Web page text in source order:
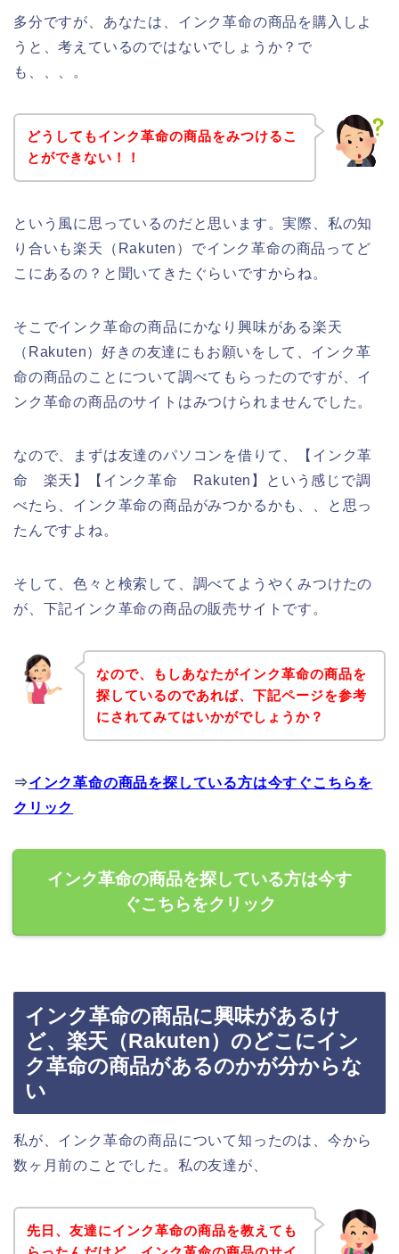
多分ですが、あなたは、インク革命の商品を購入しよ
うと、考えているのではないでしょうか？で
も、、、。
どうしてもインク革命の商品をみつけるこ
とができない！！
という風に思っているのだと思います。実際、私の知
り合いも楽天（Rakuten）でインク革命の商品ってど
こにあるの？と聞いてきたぐらいですからね。
そこでインク革命の商品にかなり興味がある楽天
（Rakuten）好きの友達にもお願いをして、インク革
命の商品のことについて調べてもらったのですが、イ
ンク革命の商品のサイトはみつけられませんでした。
なので、まずは友達のパソコンを借りて、【インク革
命 楽天】【インク革命 Rakuten】という感じで調
べたら、インク革命の商品がみつかるかも、、と思っ
たんですよね。
そして、色々と検索して、調べてようやくみつけたの
が、下記インク革命の商品の販売サイトです。
なので、もしあなたがインク革命の商品を
探しているのであれば、下記ページを参考
にされてみてはいかがでしょうか？
⇒インク革命の商品を探している方は今すぐこちらを
クリック
インク革命の商品を探している方は今す
ぐこちらをクリック
インク革命の商品に興味があるけ
ど、楽天（Rakuten）のどこにイン
ク革命の商品があるのかが分からな
い
私が、インク革命の商品について知ったのは、今から
数ヶ月前のことでした。私の友達が、
先日、友達にインク革命の商品を教えても